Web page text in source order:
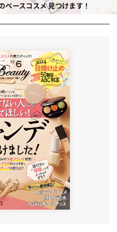
ベースコスメ 見つけます！